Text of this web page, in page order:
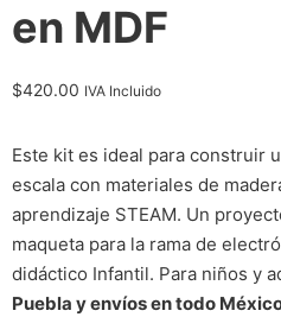
en MDF
$420.00 IVA Incluido
Este kit es ideal para construir
escala con materiales de
aprendizaje STEAM. Un
maqueta para la rama de
didáctico Infantil. Para niños y
Puebla y envíos en todo